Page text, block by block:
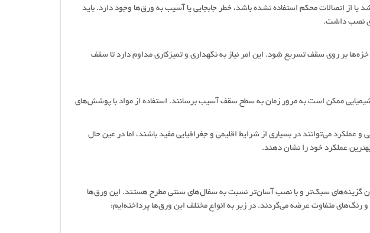
از اتصالات محکم استفاده نشده باشد، خطر جابجایی یا آسیب به ورق‌ها وجود دارد. باید
نصب داشت.
بر روی سقف تسریع شود. این امر نیاز به نگهداری و تمیزکاری مداوم دارد تا سقف
شیمیایی ممکن است به مرور زمان به سطح سقف آسیب برسانند. استفاده از مواد با پوشش‌های
عملکرد می‌توانند در بسیاری از شرایط اقلیمی و جغرافیایی مفید باشند، اما در عین حال
عملکرد خود را نشان دهند.
گزینه‌های سبک‌تر و با نصب آسان‌تر نسبت به سفال‌های سنتی مطرح هستند. این ورق‌ها
متفاوت عرضه می‌گردند. در زیر به انواع مختلف این ورق‌ها پرداخته‌ایم: